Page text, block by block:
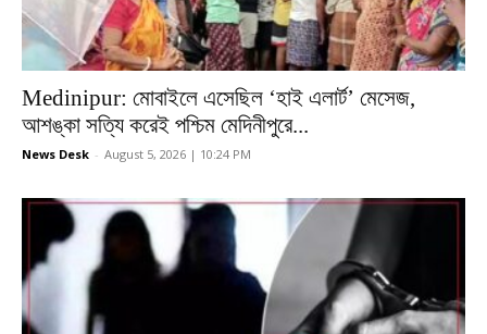
Medinipur: মোবাইলে এসেছিল ‘হাই এলার্ট’ মেসেজ,
আশঙ্কা সত্যি করেই পশ্চিম মেদিনীপুরে...
News Desk - August 5, 2026 | 10:24 PM